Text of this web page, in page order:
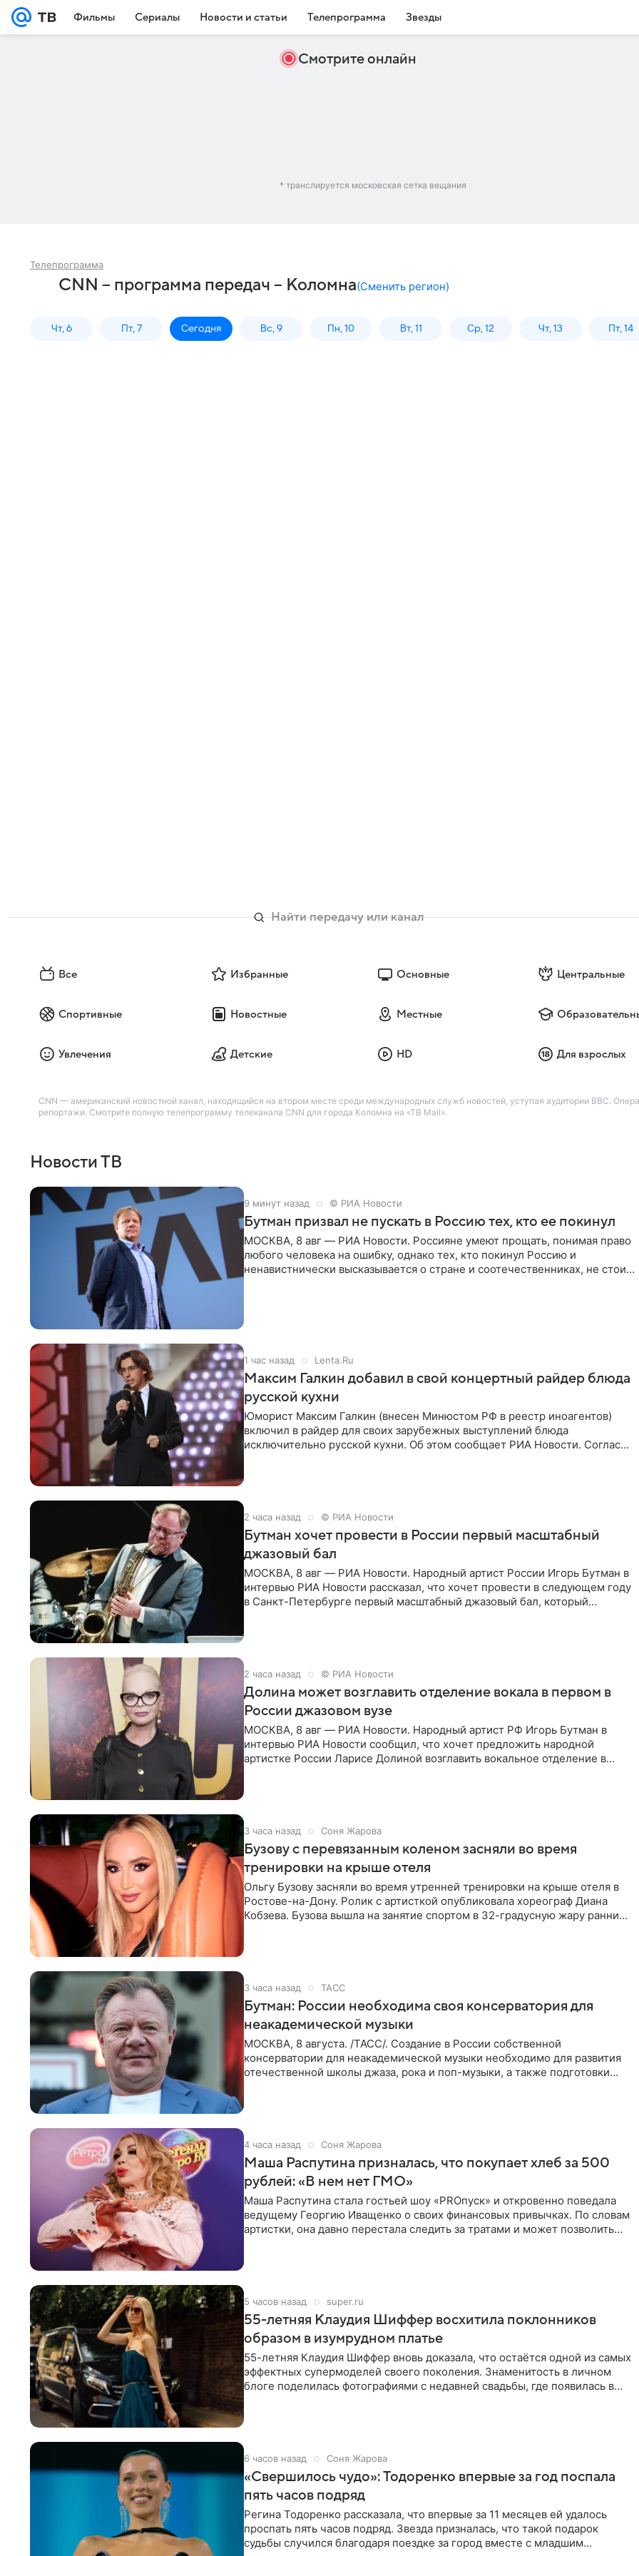
Фильмы Сериалы Новости и статьи Телепрограмма Звезды
Смотрите онлайн
* транслируется московская сетка вещания
Телепрограмма
CNN – программа передач – Коломна(Сменить регион)
Чт, 6 Пт, 7 Сегодня Вс, 9 Пн, 10 Вт, 11 Ср, 12 Чт, 13 Пт, 14
Все Избранные Основные Центральные
Спортивные Новостные Местные
Увлечения Детские HD Для взрослых
CNN — американский новостной канал, находящийся на втором месте среди международных служб новостей, уступая аудитории BBC.
репортажи. Смотрите полную телепрограмму телеканала CNN для города Коломна на «ТВ Mail».
Новости ТВ
9 минут назад © РИА Новости
Бутман призвал не пускать в Россию тех, кто ее покинул
МОСКВА, 8 авг — РИА Новости. Россияне умеют прощать, понимая право
любого человека на ошибку, однако тех, кто покинул Россию и
ненавистнически высказывается о стране и соотечественниках, не стоит
1 час назад Lenta.Ru
Максим Галкин добавил в свой концертный райдер блюда
русской кухни
Юморист Максим Галкин (внесен Минюстом РФ в реестр иноагентов)
включил в райдер для своих зарубежных выступлений блюда
исключительно русской кухни. Об этом сообщает РИА Новости. Согласно
2 часа назад © РИА Новости
Бутман хочет провести в России первый масштабный
джазовый бал
МОСКВА, 8 авг — РИА Новости. Народный артист России Игорь Бутман в
интервью РИА Новости рассказал, что хочет провести в следующем году
в Санкт-Петербурге первый масштабный джазовый бал, который
2 часа назад © РИА Новости
Долина может возглавить отделение вокала в первом в
России джазовом вузе
МОСКВА, 8 авг — РИА Новости. Народный артист РФ Игорь Бутман в
интервью РИА Новости сообщил, что хочет предложить народной
артистке России Ларисе Долиной возглавить вокальное отделение в
3 часа назад Соня Жарова
Бузову с перевязанным коленом засняли во время
тренировки на крыше отеля
Ольгу Бузову засняли во время утренней тренировки на крыше отеля в
Ростове-на-Дону. Ролик с артисткой опубликовала хореограф Диана
Кобзева. Бузова вышла на занятие спортом в 32-градусную жару ранним
3 часа назад ТАСС
Бутман: России необходима своя консерватория для
неакадемической музыки
МОСКВА, 8 августа. /ТАСС/. Создание в России собственной
консерватории для неакадемической музыки необходимо для развития
отечественной школы джаза, рока и поп-музыки, а также подготовки
4 часа назад Соня Жарова
Маша Распутина призналась, что покупает хлеб за 500
рублей: «В нем нет ГМО»
Маша Распутина стала гостьей шоу «PROпуск» и откровенно поведала
ведущему Георгию Иващенко о своих финансовых привычках. По словам
артистки, она давно перестала следить за тратами и может позволить
5 часов назад super.ru
55-летняя Клаудия Шиффер восхитила поклонников
образом в изумрудном платье
55-летняя Клаудия Шиффер вновь доказала, что остаётся одной из самых
эффектных супермоделей своего поколения. Знаменитость в личном
блоге поделилась фотографиями с недавней свадьбы, где появилась в
6 часов назад Соня Жарова
«Свершилось чудо»: Тодоренко впервые за год поспала
пять часов подряд
Регина Тодоренко рассказала, что впервые за 11 месяцев ей удалось
проспать пять часов подряд. Звезда призналась, что такой подарок
судьбы случился благодаря поездке за город вместе с младшим